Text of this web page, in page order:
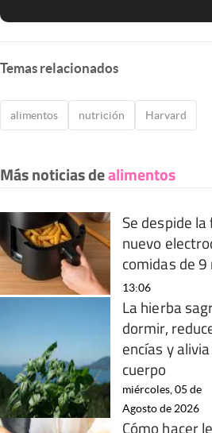
Temas relacionados
alimentos nutrición Harvard
Más noticias dealimentos
Se despide
nuevo
comidas de
13:06
La hierba
dormir,
encías y
cuerpo
miércoles, 05 de
Agosto de 2026
Cómo hacer